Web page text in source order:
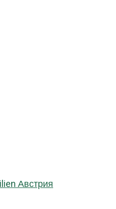
Австрия